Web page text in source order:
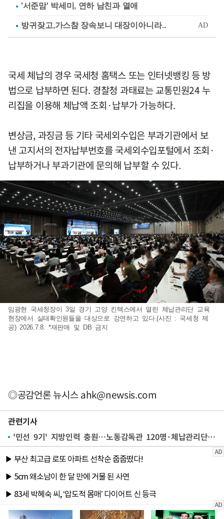
'서준맘' 박세미, 연하 남친과 열애
국세 체납의 경우 국세청 홈택스 또는 인터넷뱅킹 등 방
법으로 납부하면 된다. 경찰청 과태료는 교통민원24 누
리집을 이용해 체납액 조회·납부가 가능하다.
변상금, 과징금 등 기타 국세외수입은 부과기관에서 보
낸 고지서의 전자납부번호를 국세외수입포털에서 조회·
납부하거나 부과기관에 문의해 납부할 수 있다.
임광현 국세청장이 3일 경기 고양 킨텍스에서 열린 체납관리단 교육
현장에서 실태확인원들을 대상으로 강연하고 있다.(사진 : 국세청 제
공) 2026.7.8. *재판매 및 DB 금지
◎공감언론 뉴시스ahk@newsis.com
관련기사
'민선 9기' 지방인력 충원…노동감독관 120명·체납관리단 270명